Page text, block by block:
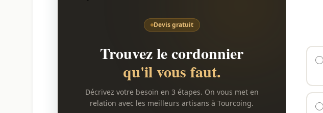
Devis gratuit
Trouvez le cordonnier
qu'il vous faut.
Décrivez votre besoin en 3 étapes. On vous met en
relation avec les meilleurs artisans à Tourcoing.